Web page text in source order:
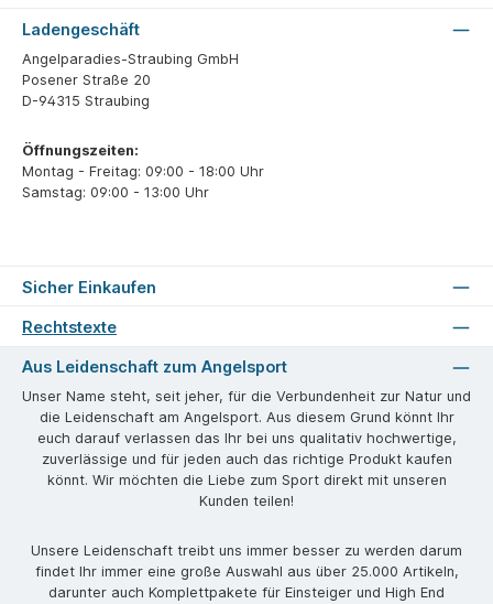
Ladengeschäft
Angelparadies-Straubing GmbH
Posener Straße 20
D-94315 Straubing
Öffnungszeiten:
Montag - Freitag: 09:00 - 18:00 Uhr
Samstag: 09:00 - 13:00 Uhr
Sicher Einkaufen
Rechtstexte
Aus Leidenschaft zum Angelsport
Unser Name steht, seit jeher, für die Verbundenheit zur Natur und
die Leidenschaft am Angelsport. Aus diesem Grund könnt Ihr
euch darauf verlassen das Ihr bei uns qualitativ hochwertige,
zuverlässige und für jeden auch das richtige Produkt kaufen
könnt. Wir möchten die Liebe zum Sport direkt mit unseren
Kunden teilen!
Unsere Leidenschaft treibt uns immer besser zu werden darum
findet Ihr immer eine große Auswahl aus über 25.000 Artikeln,
darunter auch Komplettpakete für Einsteiger und High End